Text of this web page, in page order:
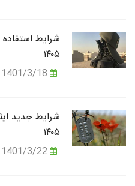
شرایط
۱۴۰۵
شرایط جدید
۱۴۰۵